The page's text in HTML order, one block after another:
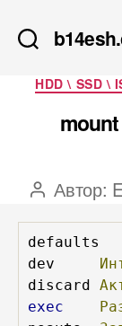
HDD \ SSD \
Автор
записи
Автор:
exec